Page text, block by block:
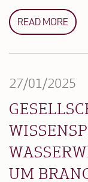
READ MORE
27/01/2025
UM